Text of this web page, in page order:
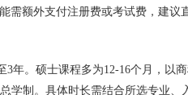
额外支付注册费或考试费，建议
。硕士课程多为12-16个月，以
制。具体时长需结合所选专业、